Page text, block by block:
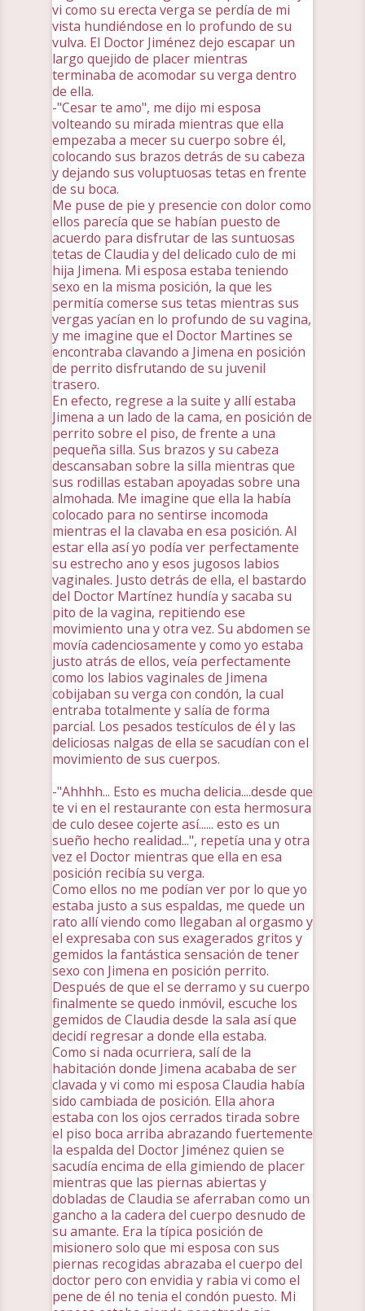
vi como su erecta verga se perdía de mi
vista hundiéndose en lo profundo de su
vulva. El Doctor Jiménez dejo escapar un
largo quejido de placer mientras
terminaba de acomodar su verga dentro
de ella.
-"Cesar te amo", me dijo mi esposa
volteando su mirada mientras que ella
empezaba a mecer su cuerpo sobre él,
colocando sus brazos detrás de su cabeza
y dejando sus voluptuosas tetas en frente
de su boca.
Me puse de pie y presencie con dolor como
ellos parecía que se habían puesto de
acuerdo para disfrutar de las suntuosas
tetas de Claudia y del delicado culo de mi
hija Jimena. Mi esposa estaba teniendo
sexo en la misma posición, la que les
permitía comerse sus tetas mientras sus
vergas yacían en lo profundo de su vagina,
y me imagine que el Doctor Martines se
encontraba clavando a Jimena en posición
de perrito disfrutando de su juvenil
trasero.
En efecto, regrese a la suite y allí estaba
Jimena a un lado de la cama, en posición de
perrito sobre el piso, de frente a una
pequeña silla. Sus brazos y su cabeza
descansaban sobre la silla mientras que
sus rodillas estaban apoyadas sobre una
almohada. Me imagine que ella la había
colocado para no sentirse incomoda
mientras el la clavaba en esa posición. Al
estar ella así yo podía ver perfectamente
su estrecho ano y esos jugosos labios
vaginales. Justo detrás de ella, el bastardo
del Doctor Martínez hundía y sacaba su
pito de la vagina, repitiendo ese
movimiento una y otra vez. Su abdomen se
movía cadenciosamente y como yo estaba
justo atrás de ellos, veía perfectamente
como los labios vaginales de Jimena
cobijaban su verga con condón, la cual
entraba totalmente y salía de forma
parcial. Los pesados testículos de él y las
deliciosas nalgas de ella se sacudían con el
movimiento de sus cuerpos.
-"Ahhhh... Esto es mucha delicia....desde que
te vi en el restaurante con esta hermosura
de culo desee cojerte así...... esto es un
sueño hecho realidad...", repetía una y otra
vez el Doctor mientras que ella en esa
posición recibía su verga.
Como ellos no me podían ver por lo que yo
estaba justo a sus espaldas, me quede un
rato allí viendo como llegaban al orgasmo y
el expresaba con sus exagerados gritos y
gemidos la fantástica sensación de tener
sexo con Jimena en posición perrito.
Después de que el se derramo y su cuerpo
finalmente se quedo inmóvil, escuche los
gemidos de Claudia desde la sala así que
decidí regresar a donde ella estaba.
Como si nada ocurriera, salí de la
habitación donde Jimena acababa de ser
clavada y vi como mi esposa Claudia había
sido cambiada de posición. Ella ahora
estaba con los ojos cerrados tirada sobre
el piso boca arriba abrazando fuertemente
la espalda del Doctor Jiménez quien se
sacudía encima de ella gimiendo de placer
mientras que las piernas abiertas y
dobladas de Claudia se aferraban como un
gancho a la cadera del cuerpo desnudo de
su amante. Era la típica posición de
misionero solo que mi esposa con sus
piernas recogidas abrazaba el cuerpo del
doctor pero con envidia y rabia vi como el
pene de él no tenia el condón puesto. Mi